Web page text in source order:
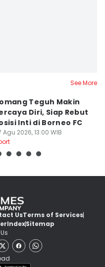
See More
Teguh Makin
Diri, Siap Rebut
Inti di Borneo FC
Agu 2026, 13:00 WIB
UsTerms of Services
IndexSitemap